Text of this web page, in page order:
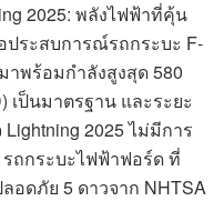
2025: พลังไฟฟ้าที่คุ้น
ประสบการณ์รถกระบะ F-
พร้อมกำลังสูงสุด 580
เป็นมาตรฐาน และระยะ
2025 ไม่มีการ
ถกระบะไฟฟ้าฟอร์ด ที่
อดภัย 5 ดาวจาก NHTSA